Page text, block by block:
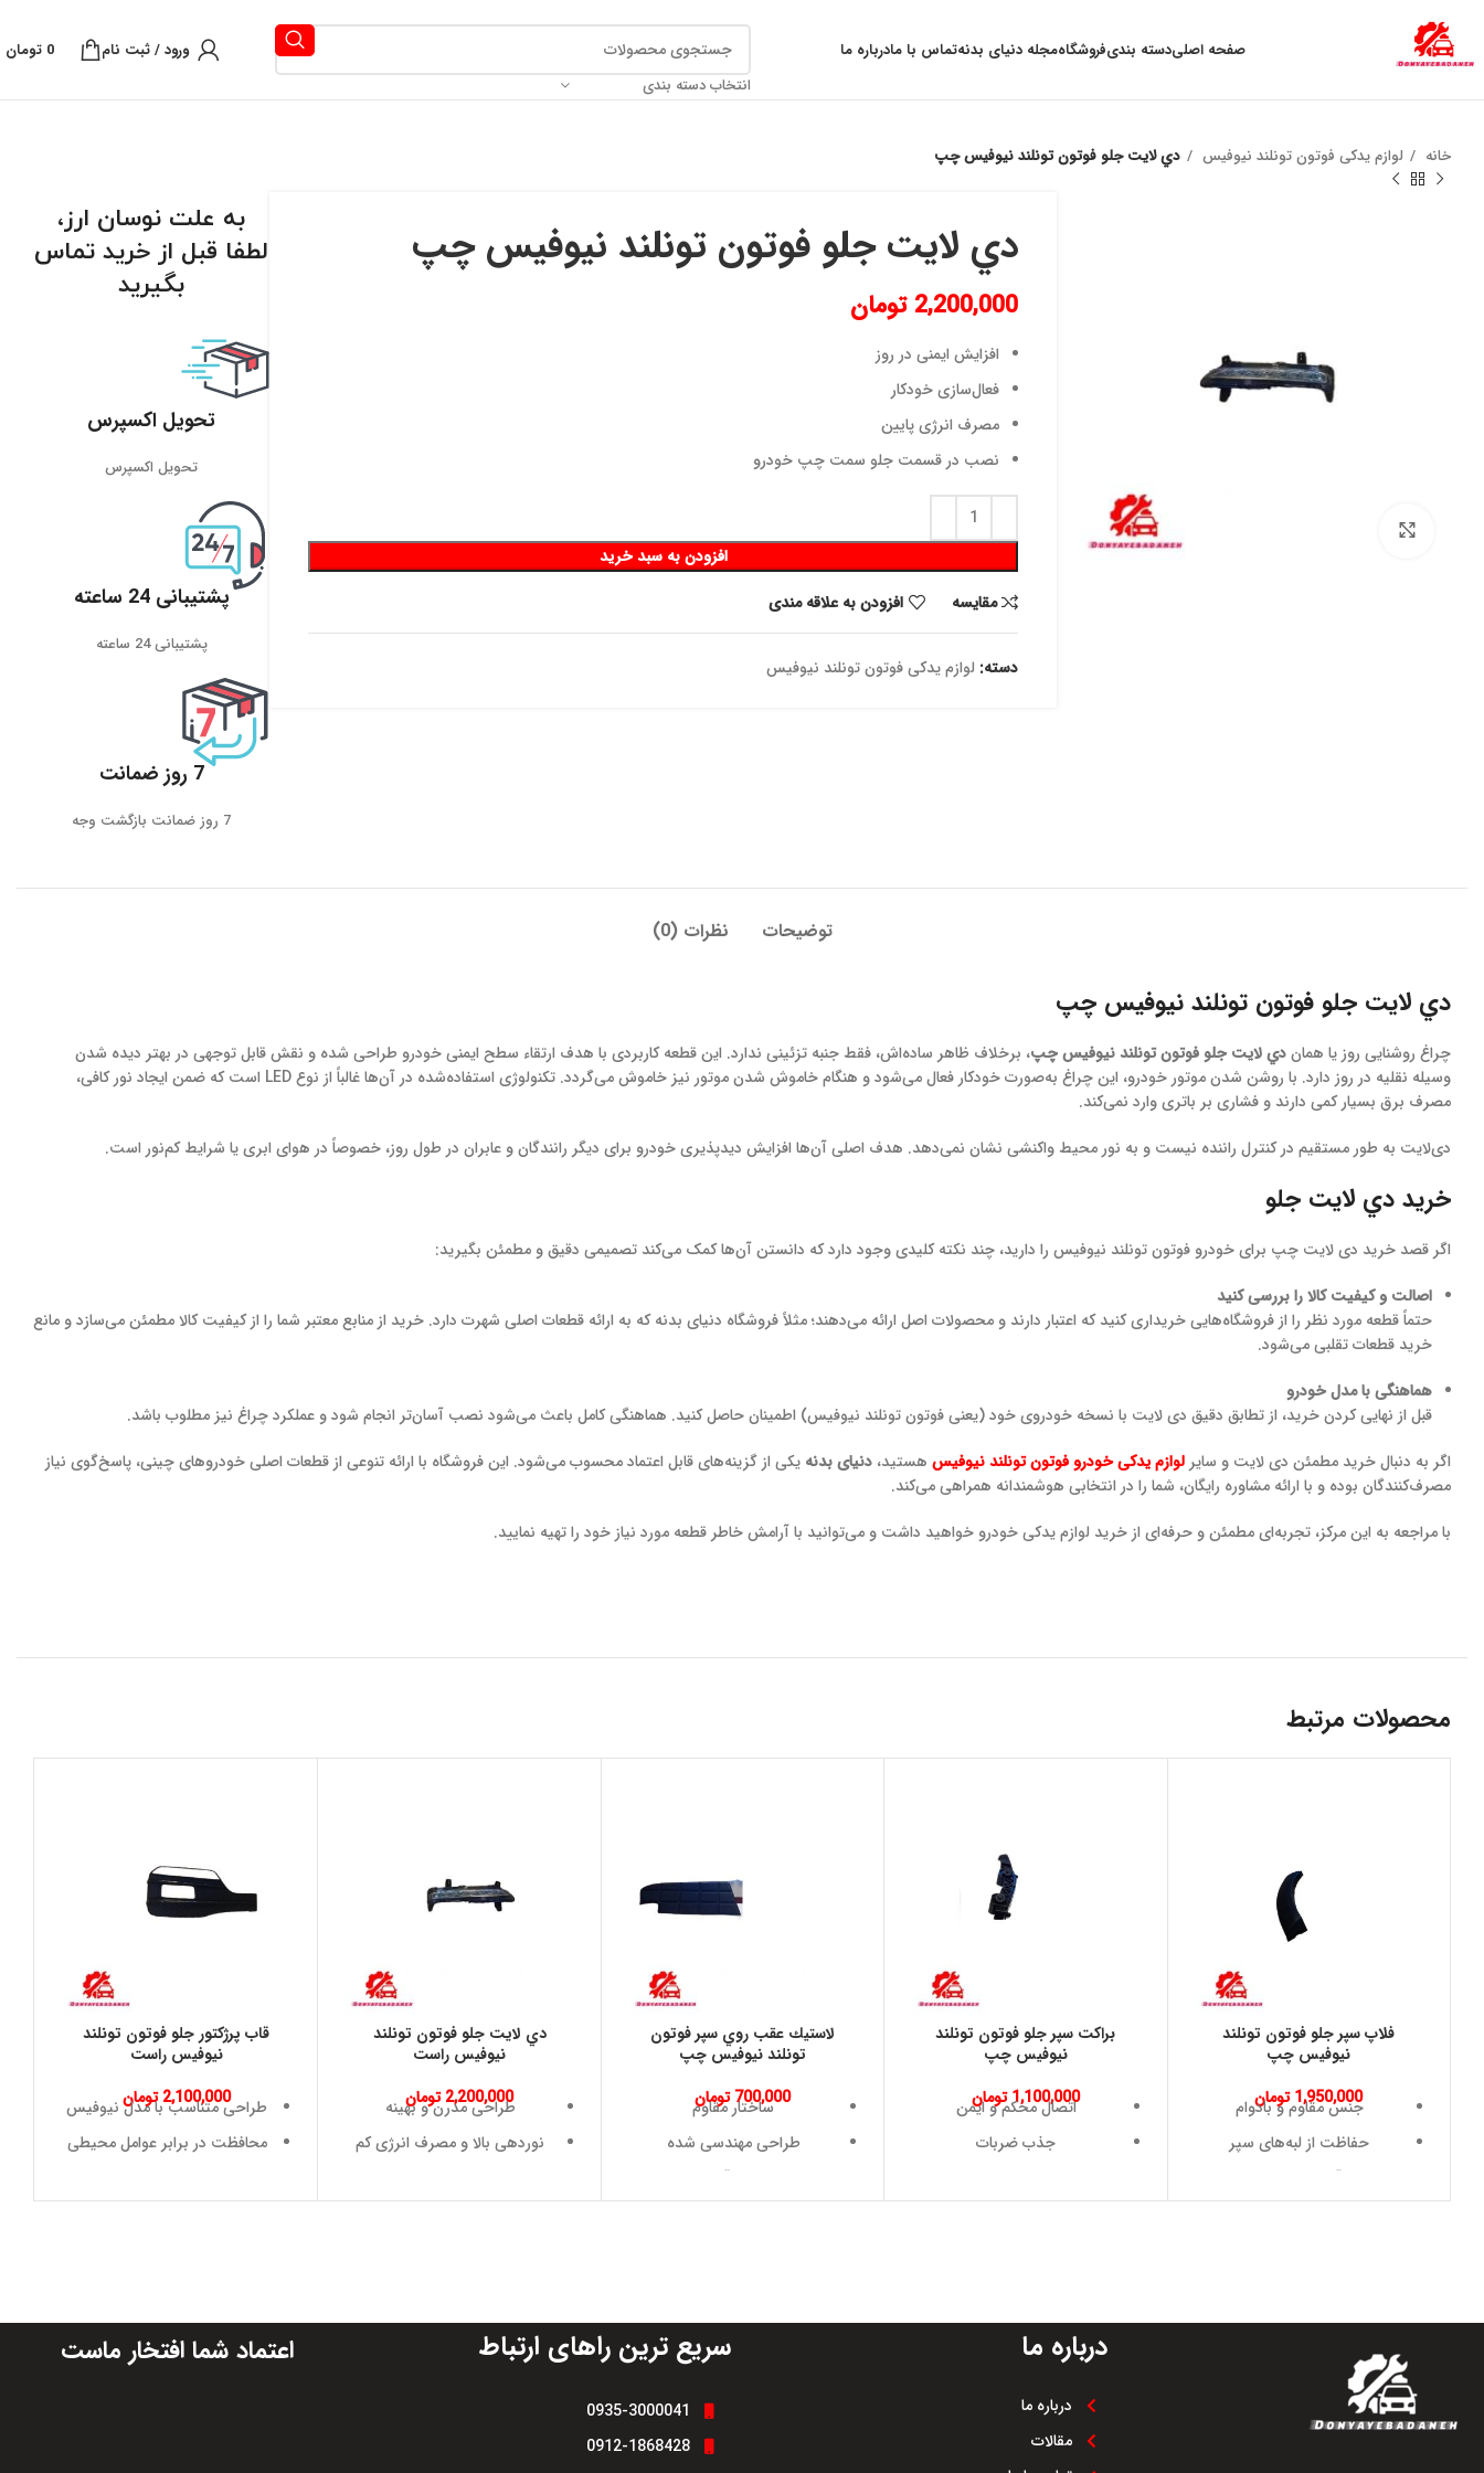
صفحه اصلیدسته بندیفروشگاهمجله دنیای بدنهتماس با مادرباره ما
انتخاب دسته بندی
ورود / ثبت نام 0 تومان
خانه لوازم یدکی فوتون تونلند نیوفیس دي لايت جلو فوتون تونلند نيوفيس چپ
دي لايت جلو فوتون تونلند نيوفيس چپ
2,200,000 تومان
افزایش ایمنی در روز
فعال‌سازی خودکار
مصرف انرژی پایین
نصب در قسمت جلو سمت چپ خودرو
افزودن به سبد خرید
مقايسه
افزودن به علاقه مندی
دسته: لوازم یدکی فوتون تونلند نیوفیس
به علت نوسان ارز،
لطفا قبل از خرید تماس
بگیرید
تحویل اکسپرس
تحویل اکسپرس
پشتیبانی 24 ساعته
پشتیبانی 24 ساعته
7 روز ضمانت
7 روز ضمانت بازگشت وجه
توضیحات نظرات (0)
دي لايت جلو فوتون تونلند نيوفيس چپ
چراغ روشنایی روز یا هماندي لايت جلو فوتون تونلند نيوفيس چپ، برخلاف ظاهر ساده‌اش، فقط جنبه تزئینی ندارد. این قطعه کاربردی با هدف ارتقاء سطح ایمنی خودرو طراحی شده و نقش قابل توجهی در بهتر دیده شدن
وسیله نقلیه در روز دارد. با روشن شدن موتور خودرو، این چراغ‌ به‌صورت خودکار فعال می‌شود و هنگام خاموش شدن موتور نیز خاموش می‌گردد. تکنولوژی استفاده‌شده در آن‌ها غالباً از نوع LED است که ضمن ایجاد نور کافی،
مصرف برق بسیار کمی دارند و فشاری بر باتری وارد نمی‌کند.
دی‌لایت به طور مستقیم در کنترل راننده نیست و به نور محیط واکنشی نشان نمی‌دهد. هدف اصلی آن‌ها افزایش دیدپذیری خودرو برای دیگر رانندگان و عابران در طول روز، خصوصاً در هوای ابری یا شرایط کم‌نور است.
خرید دي لايت جلو
اگر قصد خرید دی لایت چپ برای خودرو فوتون تونلند نیوفیس را دارید، چند نکته کلیدی وجود دارد که دانستن آن‌ها کمک می‌کند تصمیمی دقیق و مطمئن بگیرید:
اصالت و کیفیت کالا را بررسی کنید
حتماً قطعه مورد نظر را از فروشگاه‌هایی خریداری کنید که اعتبار دارند و محصولات اصل ارائه می‌دهند؛ مثلاً فروشگاه دنیای بدنه که به ارائه قطعات اصلی شهرت دارد. خرید از منابع معتبر شما را از کیفیت کالا مطمئن می‌سازد و مانع
خرید قطعات تقلبی می‌شود.
هماهنگی با مدل خودرو
قبل از نهایی کردن خرید، از تطابق دقیق دی لایت با نسخه خودروی خود (یعنی فوتون تونلند نیوفیس) اطمینان حاصل کنید. هماهنگی کامل باعث می‌شود نصب آسان‌تر انجام شود و عملکرد چراغ نیز مطلوب باشد.
اگر به دنبال خرید مطمئن دی لایت و سایر لوازم یدکی خودرو فوتون تونلند نیوفیس هستید، دنیای بدنه یکی از گزینه‌های قابل اعتماد محسوب می‌شود. این فروشگاه با ارائه تنوعی از قطعات اصلی خودروهای چینی، پاسخ‌گوی نیاز
مصرف‌کنندگان بوده و با ارائه مشاوره رایگان، شما را در انتخابی هوشمندانه همراهی می‌کند.
با مراجعه به این مرکز، تجربه‌ای مطمئن و حرفه‌ای از خرید لوازم یدکی خودرو خواهید داشت و می‌توانید با آرامش خاطر قطعه مورد نیاز خود را تهیه نمایید.
محصولات مرتبط
فلاپ سپر جلو فوتون تونلند
نيوفيس چپ
1,950,000 تومان
جنس مقاوم و بادوام
حفاظت از لبه‌های سپر
بهبود آیرودینامیک خودرو
براكت سپر جلو فوتون تونلند
نيوفيس چپ
1,100,000تومان
اتصال محکم و ایمن
جذب ضربات
لاستيك عقب روي سپر فوتون
تونلند نيوفيس چپ
700,000 تومان
ساختار مقاوم
طراحی مهندسی شده
نصب آسان
دي لايت جلو فوتون تونلند
نيوفيس راست
2,200,000 تومان
طراحی مدرن و بهینه
نوردهی بالا و مصرف انرژی کم
مختلف آب و هوایی
قاب پرژكتور جلو فوتون تونلند
نيوفيس راست
2,100,000 تومان
طراحی متناسب با مدل نیوفیس
محافظت در برابر عوامل محیطی
درباره ما
درباره ما
مقالات
سریع ترین راهای ارتباط
0935-3000041
0912-1868428
اعتماد شما افتخار ماست
به علت نوسان ارز ، لطفا قبل از خرید تماس بگیرید.